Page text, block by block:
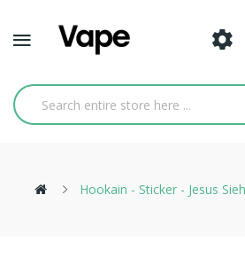
Hookain - Sticker - Jesus